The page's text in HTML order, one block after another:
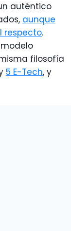
auténtico
aunque
respecto.
filosofía
5 E-Tech, y